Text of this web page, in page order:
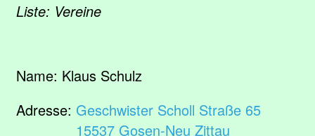
Liste: Vereine
Name: Klaus Schulz
Adresse: Geschwister Scholl Straße 65
15537 Gosen-Neu Zittau